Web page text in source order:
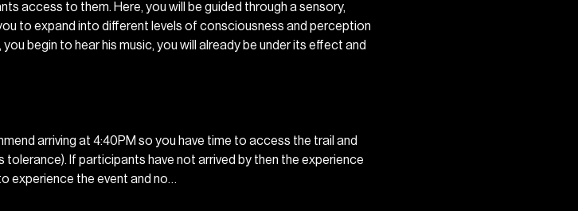
access to them. Here, you will be guided through a sensory,
to expand into different levels of consciousness and perception
begin to hear his music, you will already be under its effect and
arriving at 4:40PM so you have time to access the trail and
tolerance). If participants have not arrived by then the experience
experience the event and no…